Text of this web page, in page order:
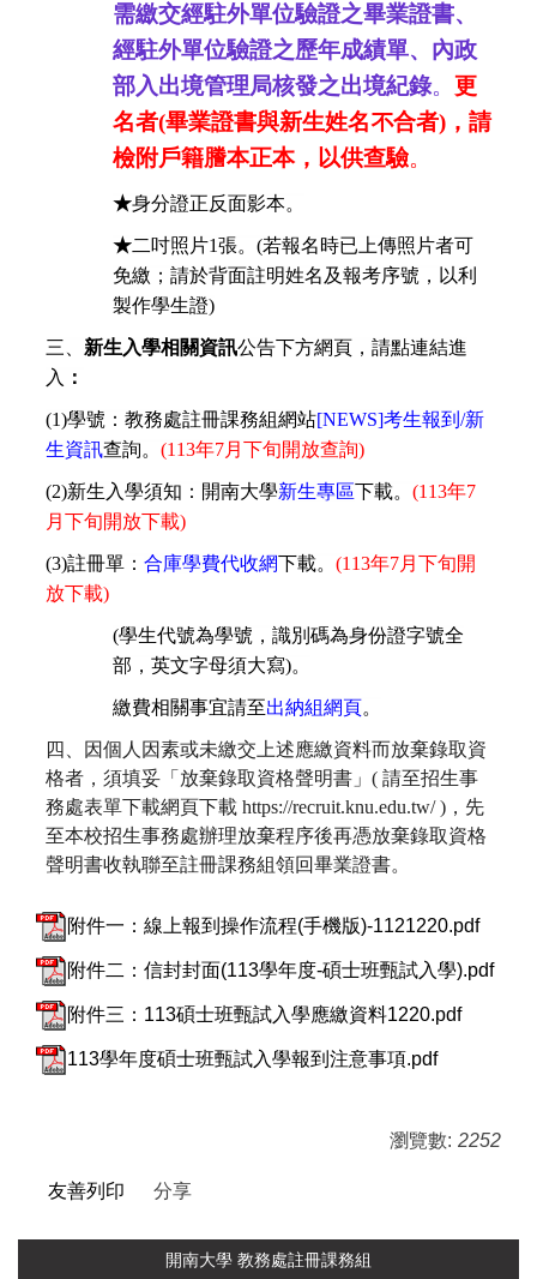
需繳交經駐外單位驗證之畢業證書、
經駐外單位驗證之歷年成績單、內政
部入出境管理局核發之出境紀錄。 更
名者(畢業證書與新生姓名不合者)，請
檢附戶籍謄本正本，以供查驗。
★身分證正反面影本。
★二吋照片1張。 (若報名時已上傳照片者可
免繳；請於背面註明姓名及報考序號，以利
製作學生證)
三、 新生入學相關資訊公告下方網頁，請點連結進
入 ：
(1)學號：教務處註冊課務組網站[NEWS]考生報到 /新
生資訊查詢。 (113年7月 下旬開放查詢)
(2)新生入學須知：開南大學新生專區下載。 (113年7
月下旬開放下載)
(3)註冊單： 合庫學費代收網下載。 (113年7月 下旬開
放下載)
(學生代號為學號，識別碼為身份證字號全
部，英文字母須大寫)。
繳費相關事宜請至出納組網頁。
四、因個人因素或未繳交上述應繳資料而放棄錄取資
格者，須填妥「放棄錄取資格聲明書」( 請至招生事
務處表單下載網頁下載 https://recruit.knu.edu.tw/ )，先
至本校招生事務處辦理放棄程序後再憑放棄錄取資格
聲明書收執聯至註冊課務組領回畢業證書。
附件一：線上報到操作流程(手機版)-1121220.pdf
附件二：信封封面(113學年度-碩士班甄試入學).pdf
附件三：113碩士班甄試入學應繳資料1220.pdf
113學年度碩士班甄試入學報到注意事項.pdf
瀏覽數: 2252
友善列印 分享
開南大學 教務處註冊課務組